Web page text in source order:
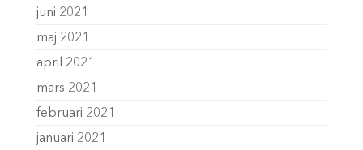
juni 2021
maj 2021
april 2021
mars 2021
februari 2021
januari 2021